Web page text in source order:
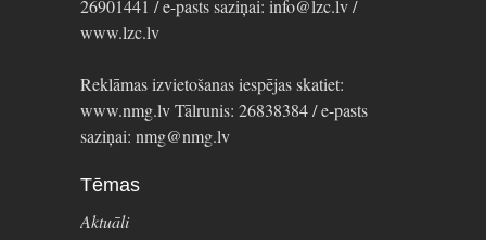
26901441 / e-pasts saziņai: info@lzc.lv /
www.lzc.lv
Reklāmas izvietošanas iespējas skatiet:
www.nmg.lv Tālrunis: 26838384 / e-pasts
saziņai: nmg@nmg.lv
Tēmas
Aktuāli